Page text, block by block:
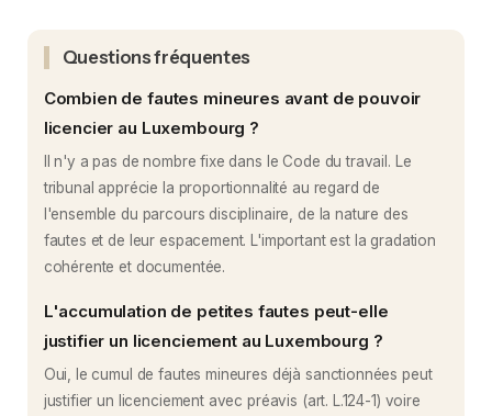
Questions fréquentes
Combien de fautes mineures avant de pouvoir
licencier au Luxembourg ?
Il n'y a pas de nombre fixe dans le Code du travail. Le
tribunal apprécie la proportionnalité au regard de
l'ensemble du parcours disciplinaire, de la nature des
fautes et de leur espacement. L'important est la gradation
cohérente et documentée.
L'accumulation de petites fautes peut-elle
justifier un licenciement au Luxembourg ?
Oui, le cumul de fautes mineures déjà sanctionnées peut
justifier un licenciement avec préavis (art. L.124-1) voire